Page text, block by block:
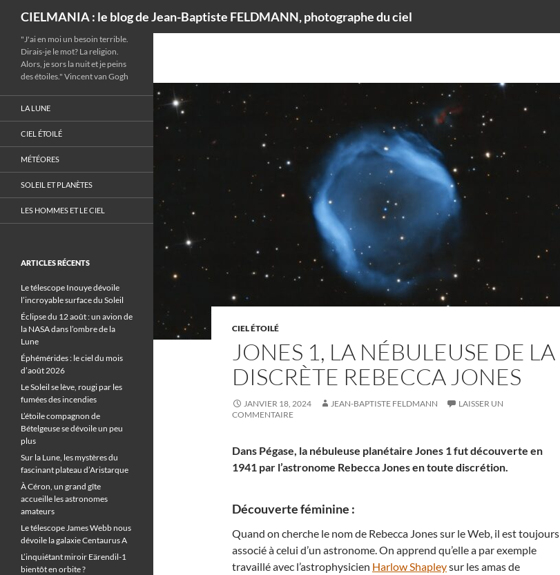
CIELMANIA : le blog de Jean-Baptiste FELDMANN, photographe du ciel
CIEL ÉTOILÉ
JONES 1, LA NÉBULEUSE DE LA
DISCRÈTE REBECCA JONES
JANVIER 18, 2024 JEAN-BAPTISTE FELDMANN
LAISSER UN
COMMENTAIRE
Dans Pégase, la nébuleuse planétaire Jones 1 fut découverte en
1941 par l’astronome Rebecca Jones en toute discrétion.
Découverte féminine :
Quand on cherche le nom de Rebecca Jones sur le Web, il est toujours
associé à celui d’un astronome. On apprend qu’elle a par exemple
travaillé avec l’astrophysicien Harlow Shapleysur les amas de
"J'ai en moi un besoin terrible.
Dirais-je le mot? La religion.
Alors, je sors la nuit et je peins
des étoiles." Vincent van Gogh
LA LUNE
CIEL ÉTOILÉ
MÉTÉORES
SOLEIL ET PLANÈTES
LES HOMMES ET LE CIEL
ARTICLES RÉCENTS
Le télescope Inouye dévoile
l’incroyable surface du Soleil
Éclipse du 12 août : un avion de
la NASA dans l’ombre de la
Lune
Éphémérides : le ciel du mois
d’août 2026
Le Soleil se lève, rougi par les
fumées des incendies
L’étoile compagnon de
Bételgeuse se dévoile un peu
plus
Sur la Lune, les mystères du
fascinant plateau d’Aristarque
À Céron, un grand gîte
accueille les astronomes
amateurs
Le télescope James Webb nous
dévoile la galaxie Centaurus A
L’inquiétant miroir Eärendil-1
bientôt en orbite ?